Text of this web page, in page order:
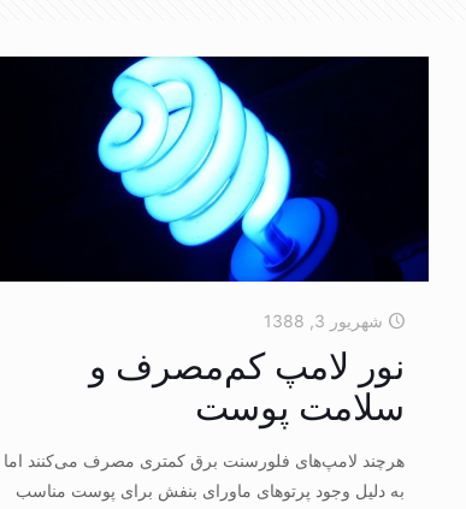
شهریور 3, 1388
نور لامپ کم‌مصرف و
سلامت پوست
هرچند لامپ‌های فلورسنت برق کمتری مصرف می‌کنند اما
به دلیل وجود پرتوهای ماورای بنفش برای پوست مناسب